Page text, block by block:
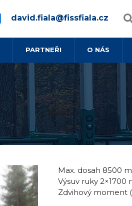
david.fiala@fissfiala.cz
PARTNEŘI O NÁS
Max. dosah 8500
Výsuv ruky 2×1700
Zdvihový moment